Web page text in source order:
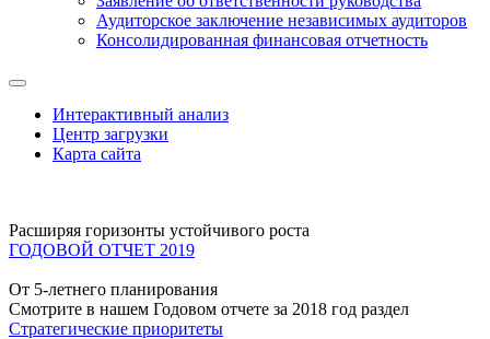
Аудиторское заключение независимых аудиторов
Консолидированная финансовая отчетность
Интерактивный анализ
Центр загрузки
Карта сайта
Расширяя горизонты устойчивого роста
ГОДОВОЙ ОТЧЕТ 2019
От 5-летнего планирования
Смотрите в нашем Годовом отчете за 2018 год раздел
Стратегические приоритеты